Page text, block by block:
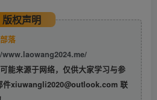
版权声明
落
能来源于网络，仅供大家学习与参
件xiuwangli2020@outlook.com 联